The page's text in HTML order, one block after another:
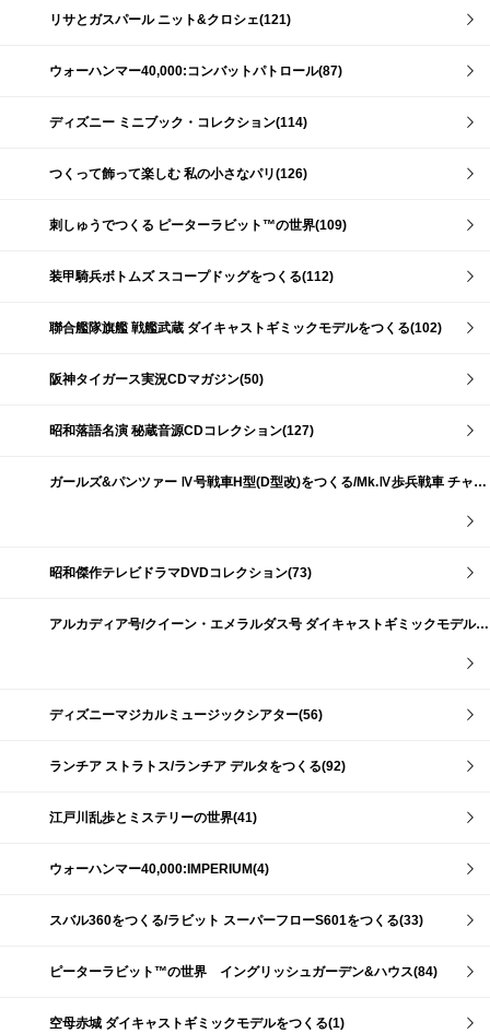
リサとガスパール ニット&クロシェ(121)
ウォーハンマー40,000:コンバットパトロール(87)
ディズニー ミニブック・コレクション(114)
つくって飾って楽しむ 私の小さなパリ(126)
刺しゅうでつくる ピーターラビット™の世界(109)
装甲騎兵ボトムズ スコープドッグをつくる(112)
聯合艦隊旗艦 戦艦武蔵 ダイキャストギミックモデルをつくる(102)
阪神タイガース実況CDマガジン(50)
昭和落語名演 秘蔵音源CDコレクション(127)
ガールズ&パンツァー Ⅳ号戦車H型(D型改)をつくる/Mk.Ⅳ歩兵戦車 チャーチルMk.Ⅶをつくる(191)
昭和傑作テレビドラマDVDコレクション(73)
アルカディア号/クイーン・エメラルダス号 ダイキャストギミックモデルをつくる(159)
ディズニーマジカルミュージックシアター(56)
ランチア ストラトス/ランチア デルタをつくる(92)
江戸川乱歩とミステリーの世界(41)
ウォーハンマー40,000:IMPERIUM(4)
スバル360をつくる/ラビット スーパーフローS601をつくる(33)
ピーターラビット™の世界 イングリッシュガーデン&ハウス(84)
空母赤城 ダイキャストギミックモデルをつくる(1)